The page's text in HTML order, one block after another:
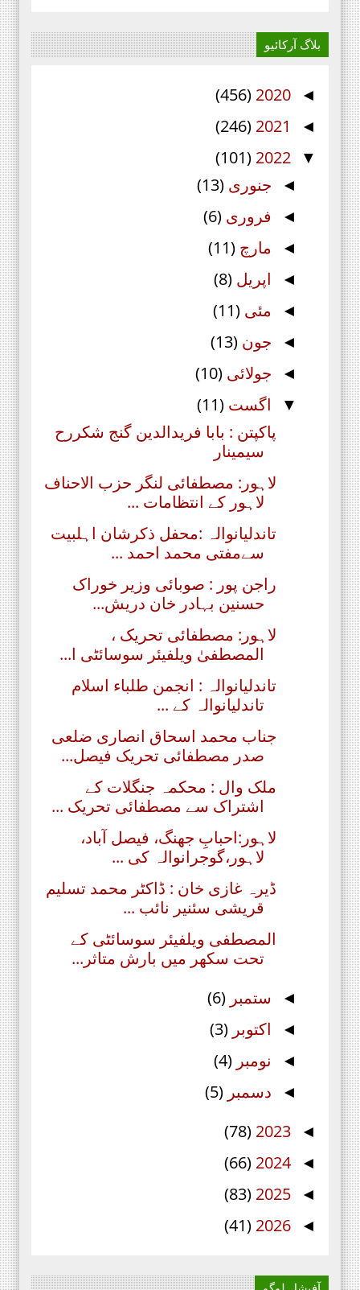
بلاگ آرکائیو
◄
2020
(456)
◄
2021
(246)
▼
2022
(101)
◄ جنوری (13)
◄ فروری (6)
◄ مارچ (11)
◄ اپریل (8)
◄ مئی (11)
◄ جون (13)
◄ جولائی (10)
▼ اگست (11)
پاکپتن : بابا فریدالدین گنج شکررح
سیمینار
لاہور: مصطفائی لنگر حزب الاحناف
لاہور کے انتظامات ...
تاندلیانوالہ :محفل ذکرشان اہلبیت
سےمفتی محمد احمد ...
راجن پور : صوبائی وزیر خوراک
حسنین بہادر خان دریش...
لاہور: مصطفائی تحریک ،
المصطفیٰ ویلفیئر سوسائٹی ا...
تاندلیانوالہ : انجمن طلباء اسلام
تاندلیانوالہ کے ...
جناب محمد اسحاق انصاری ضلعی
صدر مصطفائی تحریک فیصل...
ملک وال : محکمہ جنگلات کے
اشتراک سے مصطفائی تحریک ...
لاہور:احبابِ جھنگ، فیصل آباد،
لاہور،گوجرانوالہ کی ...
ڈیرہ غازی خان : ڈاکٹر محمد تسلیم
قریشی سئنیر نائب ...
المصطفی ویلفیئر سوسائٹی کے
تحت سکھر میں بارش متاثر...
◄ ستمبر (6)
◄ اکتوبر (3)
◄ نومبر (4)
◄ دسمبر (5)
◄
2023
(78)
◄
2024
(66)
◄
2025
(83)
◄
2026
(41)